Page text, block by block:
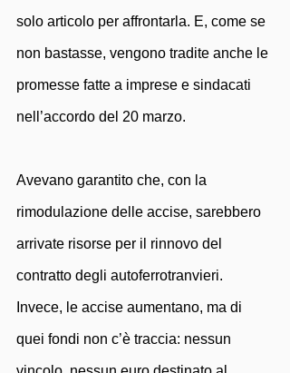
solo articolo per affrontarla. E, come se
non bastasse, vengono tradite anche le
promesse fatte a imprese e sindacati
nell’accordo del 20 marzo.
Avevano garantito che, con la
rimodulazione delle accise, sarebbero
arrivate risorse per il rinnovo del
contratto degli autoferrotranvieri.
Invece, le accise aumentano, ma di
quei fondi non c’è traccia: nessun